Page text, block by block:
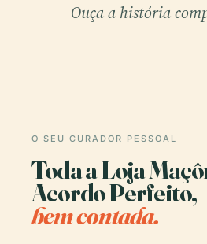
Ouça a história
O SEU CURADOR PESSOAL
Toda a Loja
Acordo Perfeito,
bem contada.